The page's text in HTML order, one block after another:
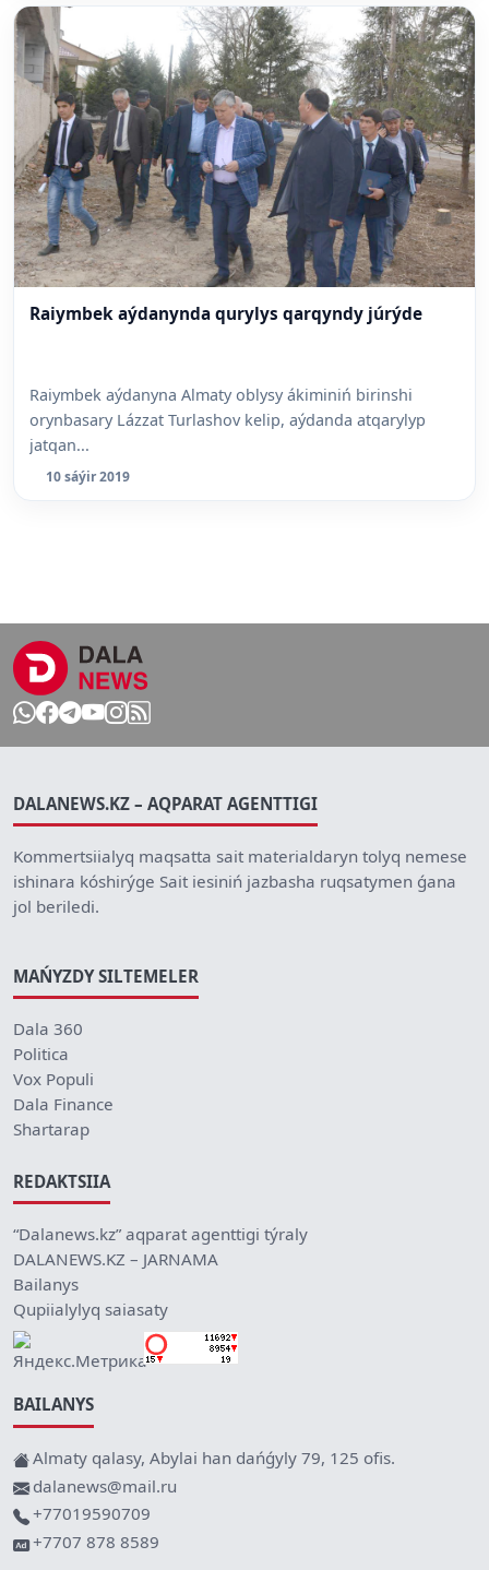
Raiymbek aýdanynda qurylys qarqyndy júrýde
Raiymbek aýdanyna Almaty oblysy ákiminiń birinshi
orynbasary Lázzat Turlashov kelip, aýdanda atqarylyp
jatqan...
10 sáýir 2019
DALANEWS.KZ – AQPARAT AGENTTIGI
Kommertsiialyq maqsatta sait materialdaryn tolyq nemese
ishinara kóshirýge Sait iesiniń jazbasha ruqsatymen ǵana
jol beriledi.
MAŃYZDY SILTEMELER
Dala 360
Politica
Vox Populi
Dala Finance
Shartarap
REDAKTSIIA
“Dalanews.kz” aqparat agenttigi týraly
DALANEWS.KZ – JARNAMA
Bailanys
Qupiialylyq saiasaty
BAILANYS
Almaty qalasy, Abylai han dańǵyly 79, 125 ofis.
dalanews@mail.ru
+77019590709
+7707 878 8589